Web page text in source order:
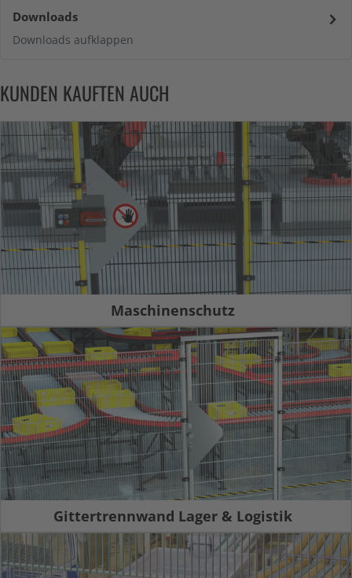
Downloads
Downloads aufklappen
KUNDEN KAUFTEN AUCH
Maschinenschutz
Gittertrennwand Lager & Logistik